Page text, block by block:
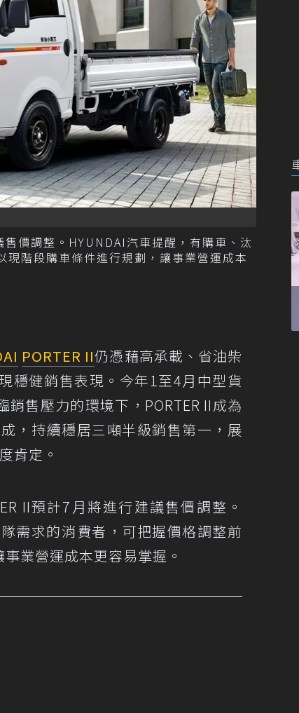
價調整。HYUNDAI汽車提醒，有購車、汰
階段購車條件進行規劃，讓事業營運成本
PORTER II仍憑藉高承載、省油柴
穩健銷售表現。今年1至4月中型貨
售壓力的環境下，PORTER II成為
，持續穩居三噸半級銷售第一，展
肯定。
II預計7月將進行建議售價調整。
需求的消費者，可把握價格調整前
業營運成本更容易掌握。